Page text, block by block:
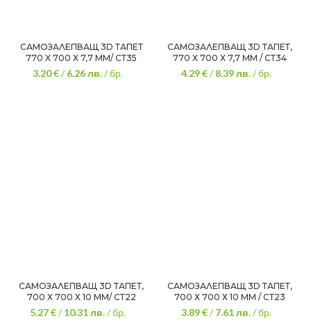
САМОЗАЛЕПВАЩ 3D ТАПЕТ
770 Х 700 Х 7,7 ММ/ СТ35
3.20 €/6.26лв./ бр.
САМОЗАЛЕПВАЩ 3D ТАПЕТ,
770 Х 700 Х 7,7 ММ / СТ34
4.29 €/8.39лв./ бр.
САМОЗАЛЕПВАЩ 3D ТАПЕТ,
700 Х 700 Х 10 ММ/ СТ22
5.27 €/10.31лв./ бр.
САМОЗАЛЕПВАЩ 3D ТАПЕТ,
700 Х 700 Х 10 ММ / СТ23
3.89 €/7.61лв./ бр.